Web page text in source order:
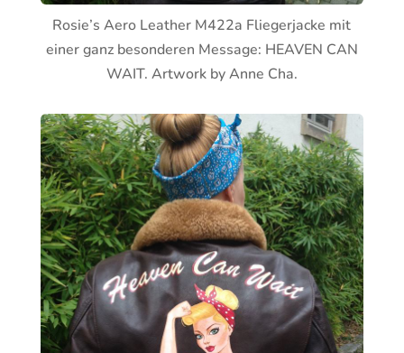
Rosie’s Aero Leather M422a Fliegerjacke mit
einer ganz besonderen Message: HEAVEN CAN
WAIT. Artwork by Anne Cha.